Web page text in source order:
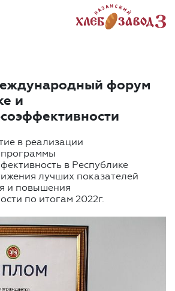
форум
и
в реализации
программы
в Республике
лучших показателей
и повышения
по итогам 2022г.